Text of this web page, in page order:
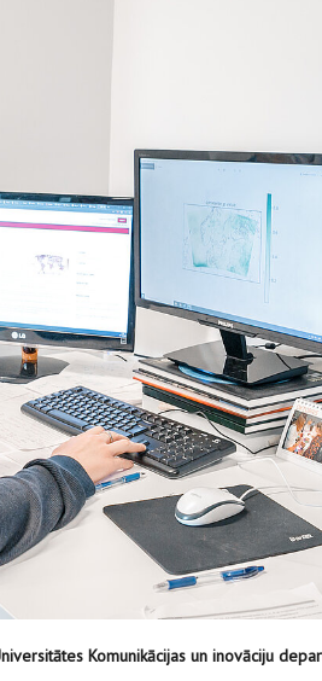
Komunikācijas un inovāciju